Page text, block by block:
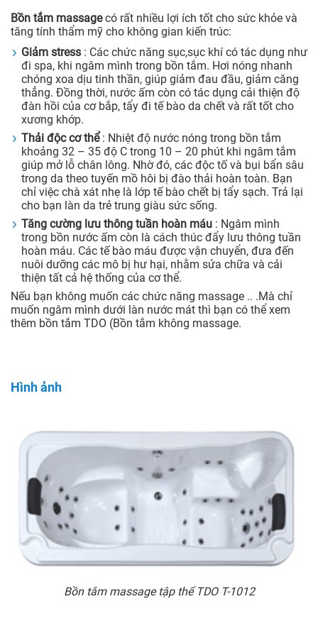
Bồn tắm massagecó rất nhiều lợi ích tốt cho sức khỏe và
tăng tính thẩm mỹ cho không gian kiến trúc:
Giảm stress : Các chức năng sục,sục khí có tác dụng như
đi spa, khi ngâm mình trong bồn tắm. Hơi nóng nhanh
chóng xoa dịu tinh thần, giúp giảm đau đầu, giảm căng
thẳng. Đồng thời, nước ấm còn có tác dụng cải thiện độ
đàn hồi của cơ bắp, tẩy đi tế bào da chết và rất tốt cho
xương khớp.
Thải độc cơ thể: Nhiệt độ nước nóng trong bồn tắm
khoảng 32 – 35 độ C trong 10 – 20 phút khi ngâm tắm
giúp mở lỗ chân lông. Nhờ đó, các độc tố và bụi bẩn sâu
trong da theo tuyến mồ hôi bị đào thải hoàn toàn. Bạn
chỉ việc chà xát nhẹ là lớp tế bào chết bị tẩy sạch. Trả lại
cho bạn làn da trẻ trung giàu sức sống.
Tăng cường lưu thông tuần hoàn máu : Ngâm mình
trong bồn nước ấm còn là cách thúc đẩy lưu thông tuần
hoàn máu. Các tế bào máu được vận chuyển, đưa đến
nuôi dưỡng các mô bị hư hại, nhằm sửa chữa và cải
thiện tất cả hệ thống của cơ thể.
Nếu bạn không muốn các chức năng massage .. .Mà chỉ
muốn ngâm mình dưới làn nước mát thì bạn có thể xem
thêm bồn tắm TDO (Bồn tắm không massage.
Hình ảnh
Bồn tắm massage tập thể TDO T-1012